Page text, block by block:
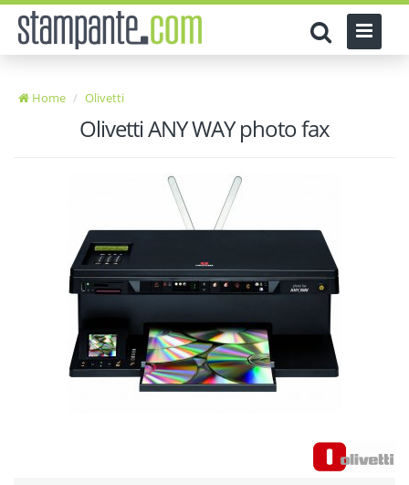
Home Olivetti
Olivetti ANY WAY photo fax